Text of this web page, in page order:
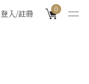
登入/註冊 0